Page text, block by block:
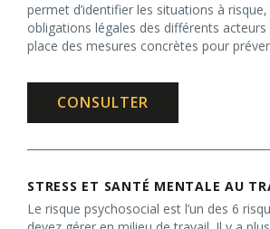
permet d’identifier les situations à
obligations légales des différents
place des mesures concrètes pour
CONSULTER
STRESS ET SANTÉ MENTALE AU
Le risque psychosocial est l’un des 6